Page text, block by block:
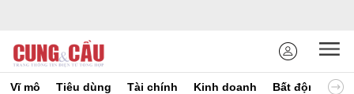
Vĩ mô Tiêu dùng Tài chính Kinh doanh Bất động sản